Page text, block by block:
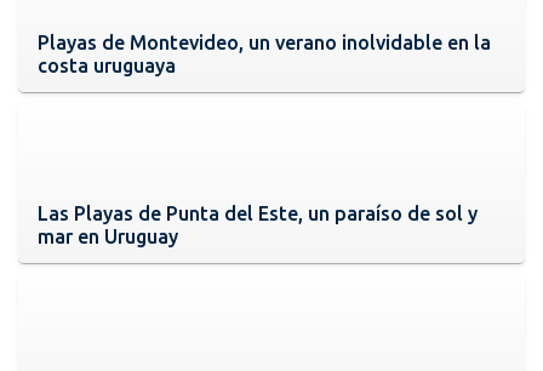
Playas de Montevideo, un verano inolvidable en la
costa uruguaya
Las Playas de Punta del Este, un paraíso de sol y
mar en Uruguay